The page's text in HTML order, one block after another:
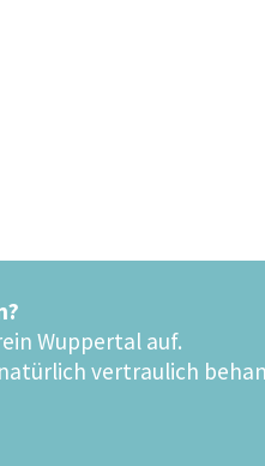
Wuppertal auf.
vertraulich